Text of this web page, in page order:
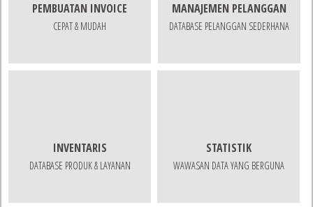
PEMBUATAN INVOICE
CEPAT & MUDAH
MANAJEMEN PELANGGAN
DATABASE PELANGGAN SEDERHANA
INVENTARIS
DATABASE PRODUK & LAYANAN
STATISTIK
WAWASAN DATA YANG BERGUNA